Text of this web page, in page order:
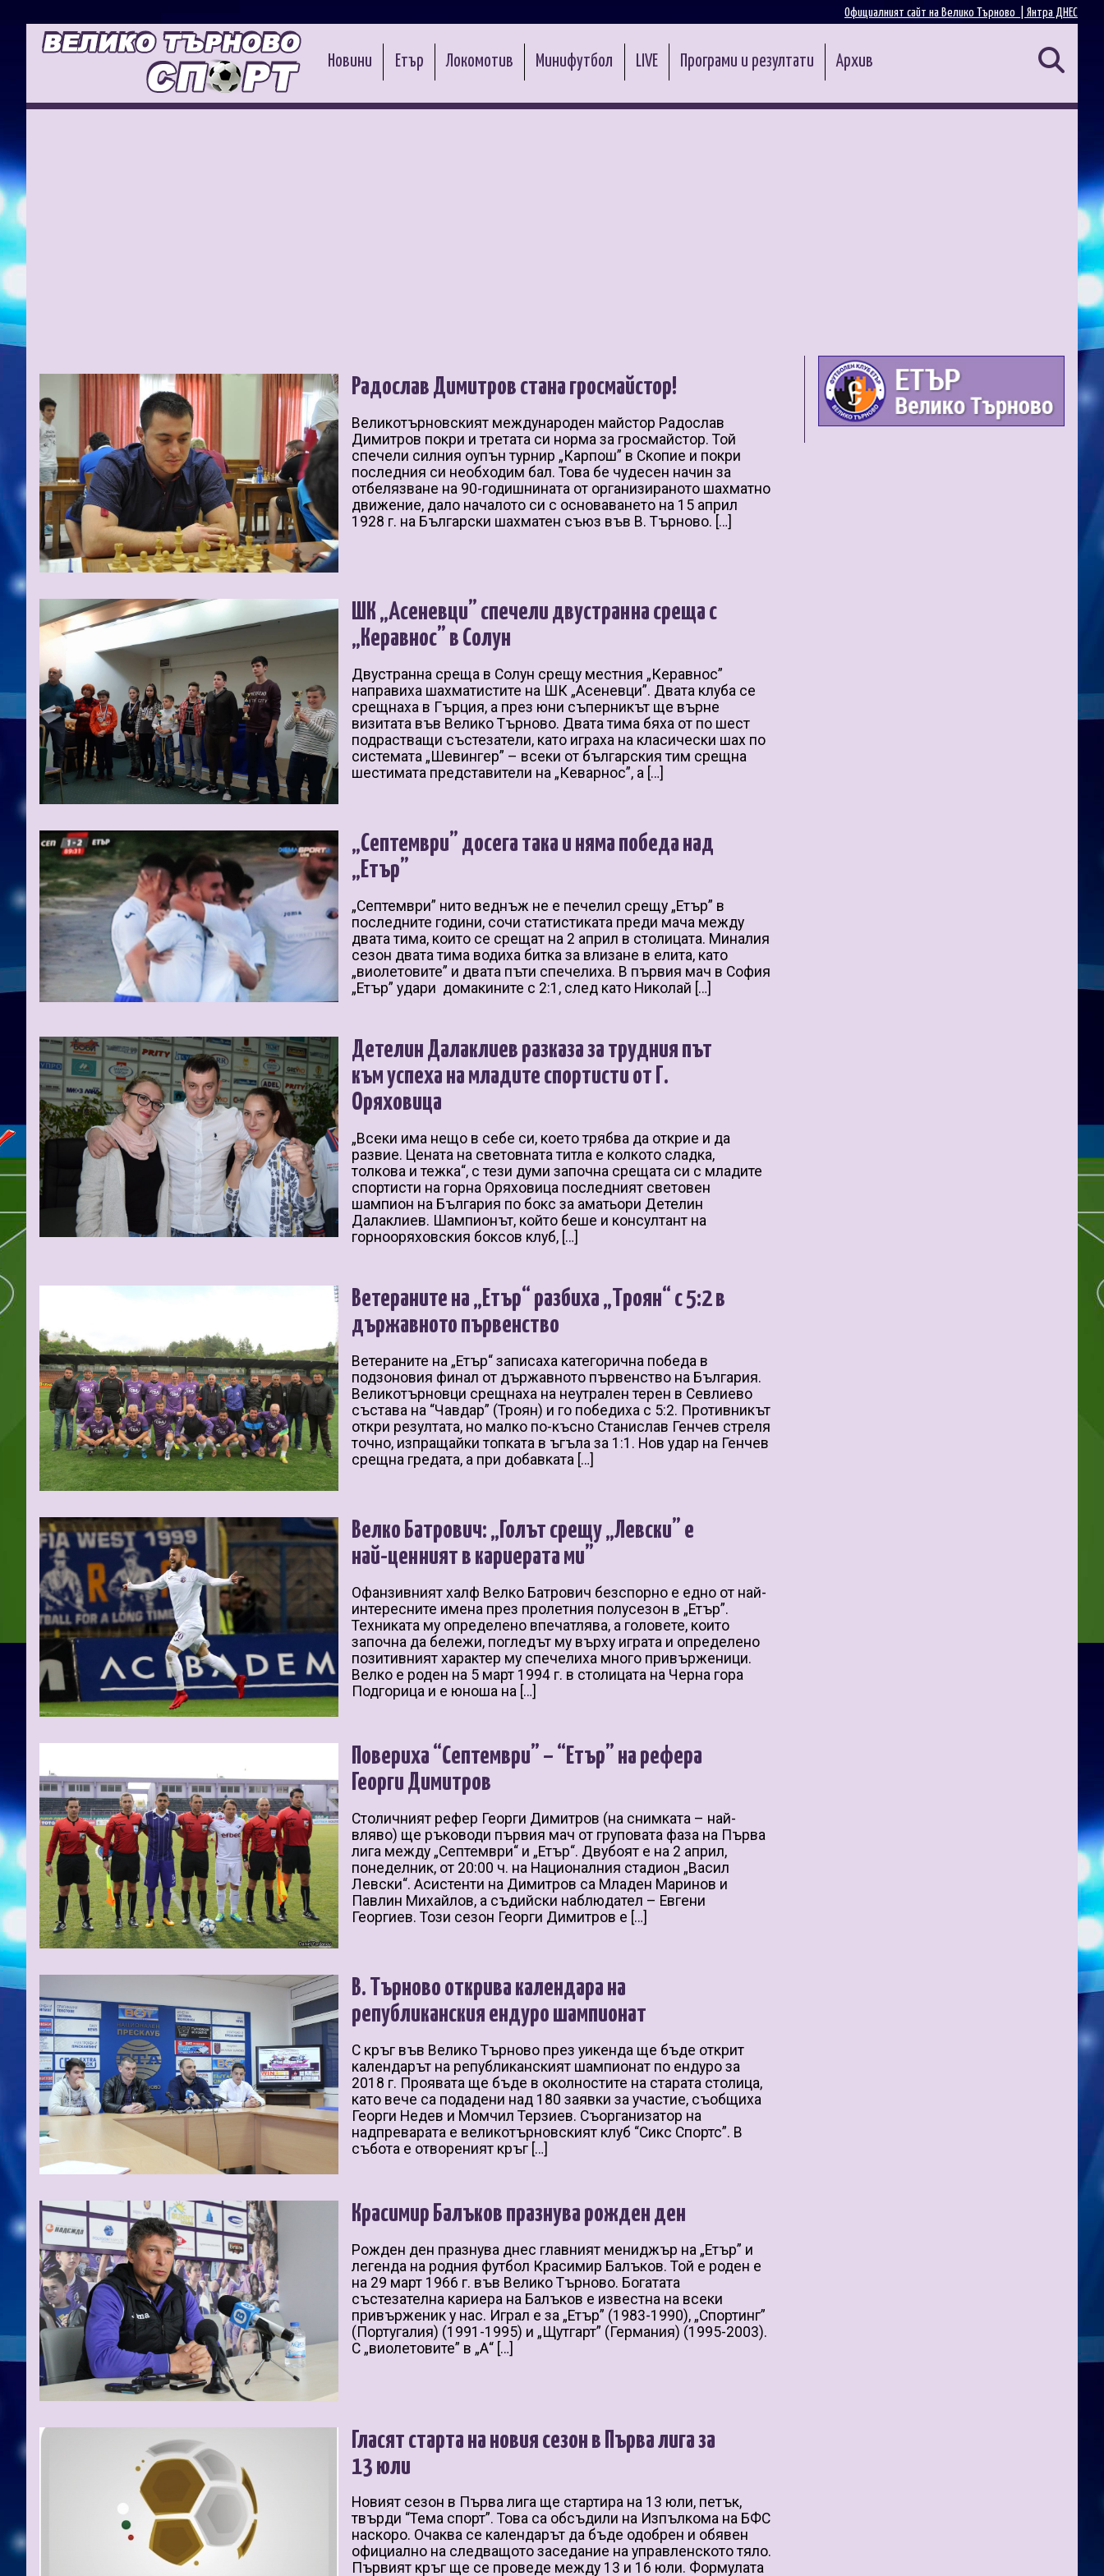
Янтра ДНЕС
Официалният сайт на Велико Търново |
Новини Етър Локомотив Минифутбол LIVE Програми и резултати Архив
Радослав Димитров стана гросмайстор!
Великотърновският международен майстор Радослав
Димитров покри и третата си норма за гросмайстор. Той
спечели силния оупън турнир „Карпош” в Скопие и покри
последния си необходим бал. Това бе чудесен начин за
отбелязване на 90-годишнината от организираното шахматно
движение, дало началото си с основаването на 15 април
1928 г. на Български шахматен съюз във В. Търново. […]
ШК „Асеневци” спечели двустранна среща с
„Керавнос” в Солун
Двустранна среща в Солун срещу местния „Керавнос”
направиха шахматистите на ШК „Асеневци”. Двата клуба се
срещнаха в Гърция, а през юни съперникът ще върне
визитата във Велико Търново. Двата тима бяха от по шест
подрастващи състезатели, като играха на класически шах по
системата „Шевингер” – всеки от българския тим срещна
шестимата представители на „Кеварнос”, а […]
„Септември” досега така и няма победа над
„Етър”
„Септември” нито веднъж не е печелил срещу „Етър” в
последните години, сочи статистиката преди мача между
двата тима, които се срещат на 2 април в столицата. Миналия
сезон двата тима водиха битка за влизане в елита, като
„виолетовите” и двата пъти спечелиха. В първия мач в София
„Етър” удари домакините с 2:1, след като Николай […]
Детелин Далаклиев разказа за трудния път
към успеха на младите спортисти от Г.
Оряховица
„Всеки има нещо в себе си, което трябва да открие и да
развие. Цената на световната титла е колкото сладка,
толкова и тежка“, с тези думи започна срещата си с младите
спортисти на горна Оряховица последният световен
шампион на България по бокс за аматьори Детелин
Далаклиев. Шампионът, който беше и консултант на
горнооряховския боксов клуб, […]
Ветераните на „Етър“ разбиха „Троян“ с 5:2 в
държавното първенство
Ветераните на „Етър“ записаха категорична победа в
подзоновия финал от държавното първенство на България.
Великотърновци срещнаха на неутрален терен в Севлиево
състава на “Чавдар” (Троян) и го победиха с 5:2. Противникът
откри резултата, но малко по-късно Станислав Генчев стреля
точно, изпращайки топката в ъгъла за 1:1. Нов удар на Генчев
срещна гредата, а при добавката […]
Велко Батрович: „Голът срещу „Левски” е
най-ценният в кариерата ми”
Офанзивният халф Велко Батрович безспорно е едно от най-
интересните имена през пролетния полусезон в „Етър”.
Техниката му определено впечатлява, а головете, които
започна да бележи, погледът му върху играта и определено
позитивният характер му спечелиха много привърженици.
Велко е роден на 5 март 1994 г. в столицата на Черна гора
Подгорица и е юноша на […]
Повериха “Септември” – “Етър” на рефера
Георги Димитров
Столичният рефер Георги Димитров (на снимката – най-
вляво) ще ръководи първия мач от груповата фаза на Първа
лига между „Септември“ и „Етър“. Двубоят е на 2 април,
понеделник, от 20:00 ч. на Националния стадион „Васил
Левски“. Асистенти на Димитров са Младен Маринов и
Павлин Михайлов, а съдийски наблюдател – Евгени
Георгиев. Този сезон Георги Димитров е […]
В. Търново открива календара на
републиканския ендуро шампионат
С кръг във Велико Търново през уикенда ще бъде открит
календарът на републиканският шампионат по ендуро за
2018 г. Проявата ще бъде в околностите на старата столица,
като вече са подадени над 180 заявки за участие, съобщиха
Георги Недев и Момчил Терзиев. Съорганизатор на
надпреварата е великотърновският клуб “Сикс Спортс”. В
събота е отвореният кръг […]
Красимир Балъков празнува рожден ден
Рожден ден празнува днес главният мениджър на „Етър” и
легенда на родния футбол Красимир Балъков. Той е роден е
на 29 март 1966 г. във Велико Търново. Богатата
състезателна кариера на Балъков е известна на всеки
привърженик у нас. Играл е за „Етър” (1983-1990), „Спортинг”
(Португалия) (1991-1995) и „Щутгарт” (Германия) (1995-2003).
С „виолетовите” в „А“ […]
Гласят старта на новия сезон в Първа лига за
13 юли
Новият сезон в Първа лига ще стартира на 13 юли, петък,
твърди “Тема спорт”. Това са обсъдили на Изпълкома на БФС
наскоро. Очаква се календарът да бъде одобрен и обявен
официално на следващото заседание на управленското тяло.
Първият кръг ще се проведе между 13 и 16 юли. Формулата